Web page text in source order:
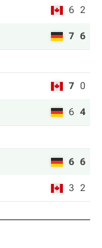
6 2
7 6
7 0
6 4
6 6
3 2